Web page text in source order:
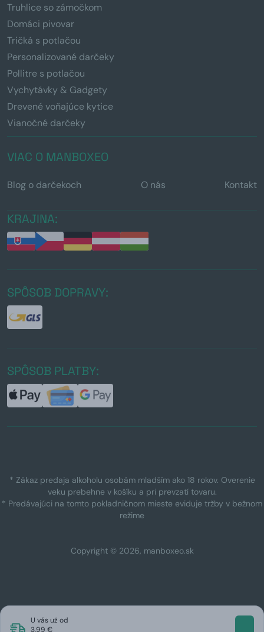
U vás už od
3,99 €
Truhlice so zámočkom
Domáci pivovar
Tričká s potlačou
Personalizované darčeky
Pollitre s potlačou
Vychytávky & Gadgety
Drevené voňajúce kytice
Vianočné darčeky
VIAC O MANBOXEO
Blog o darčekoch O nás Kontakt
KRAJINA:
SPÔSOB DOPRAVY:
SPÔSOB PLATBY:
* Zákaz predaja alkoholu osobám mladším ako 18 rokov. Overenie
veku prebehne v košíku a pri prevzatí tovaru.
* Predávajúci na tomto pokladničnom mieste eviduje tržby v bežnom
režime
Copyright © 2026, manboxeo.sk